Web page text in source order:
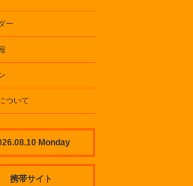
ー
ついて
Monday
携帯サイト